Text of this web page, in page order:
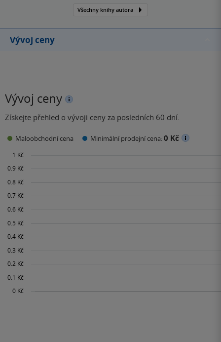
Všechny knihy autora
Vývoj ceny
Vývoj ceny
Získejte přehled o vývoji ceny za posledních 60 dní.
Maloobchodní cena Minimální prodejní cena:0 Kč